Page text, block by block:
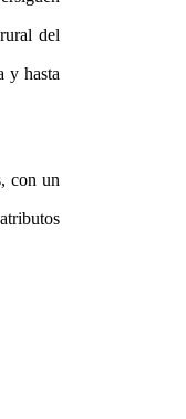
del
y hasta
con un